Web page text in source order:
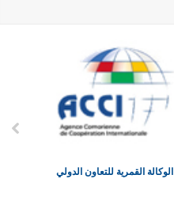
الوكالة القمرية للتعاون الدولي